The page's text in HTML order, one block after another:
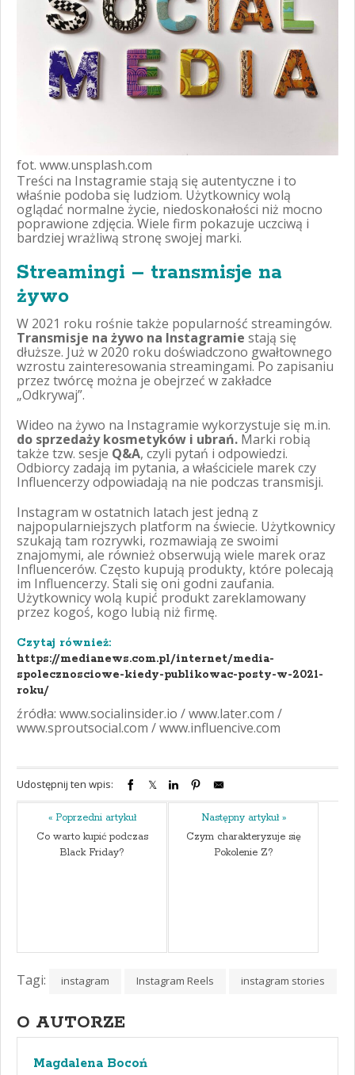
fot. www.unsplash.com
Treści na Instagramie stają się autentyczne i to
właśnie podoba się ludziom. Użytkownicy wolą
oglądać normalne życie, niedoskonałości niż mocno
poprawione zdjęcia. Wiele firm pokazuje uczciwą i
bardziej wrażliwą stronę swojej marki.
Streamingi – transmisje na
żywo
W 2021 roku rośnie także popularność streamingów.
Transmisje na żywo na Instagramie stają się
dłuższe. Już w 2020 roku doświadczono gwałtownego
wzrostu zainteresowania streamingami. Po zapisaniu
przez twórcę można je obejrzeć w zakładce
„Odkrywaj”.
Wideo na żywo na Instagramie wykorzystuje się m.in.
do sprzedaży kosmetyków i ubrań. Marki robią
także tzw. sesje Q&A, czyli pytań i odpowiedzi.
Odbiorcy zadają im pytania, a właściciele marek czy
Influencerzy odpowiadają na nie podczas transmisji.
Instagram w ostatnich latach jest jedną z
najpopularniejszych platform na świecie. Użytkownicy
szukają tam rozrywki, rozmawiają ze swoimi
znajomymi, ale również obserwują wiele marek oraz
Influencerów. Często kupują produkty, które polecają
im Influencerzy. Stali się oni godni zaufania.
Użytkownicy wolą kupić produkt zareklamowany
przez kogoś, kogo lubią niż firmę.
Czytaj również:
https://medianews.com.pl/internet/media-
spolecznosciowe-kiedy-publikowac-posty-w-2021-
roku/
źródła: www.socialinsider.io / www.later.com /
www.sproutsocial.com / www.influencive.com
Udostępnij ten wpis:
« Poprzedni artykuł
Co warto kupić podczas
Black Friday?
Następny artykuł »
Czym charakteryzuje się
Pokolenie Z?
Tagi: instagram Instagram Reels instagram stories
O AUTORZE
Magdalena Bocoń